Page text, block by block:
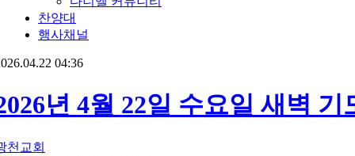
찬양대
행사채널
04:36
년 4월 22일 수요일 새벽 기
천교회